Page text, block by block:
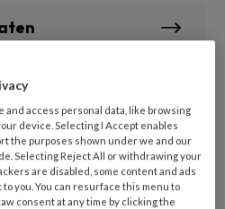
met
stappenplan
and access personal data, like browsing
device. Selecting I Accept enables
the purposes shown under we and our
Selecting Reject All or withdrawing your
are disabled, some content and ads
you. You can resurface this menu to
consent at any time by clicking the